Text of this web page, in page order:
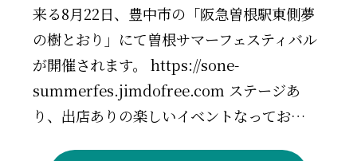
来る8月22日、豊中市の「阪急曽根駅東側夢
の樹とおり」にて曽根サマーフェスティバル
が開催されます。 https://sone-
summerfes.jimdofree.com ステージあ
り、出店ありの楽しいイベントなってお…